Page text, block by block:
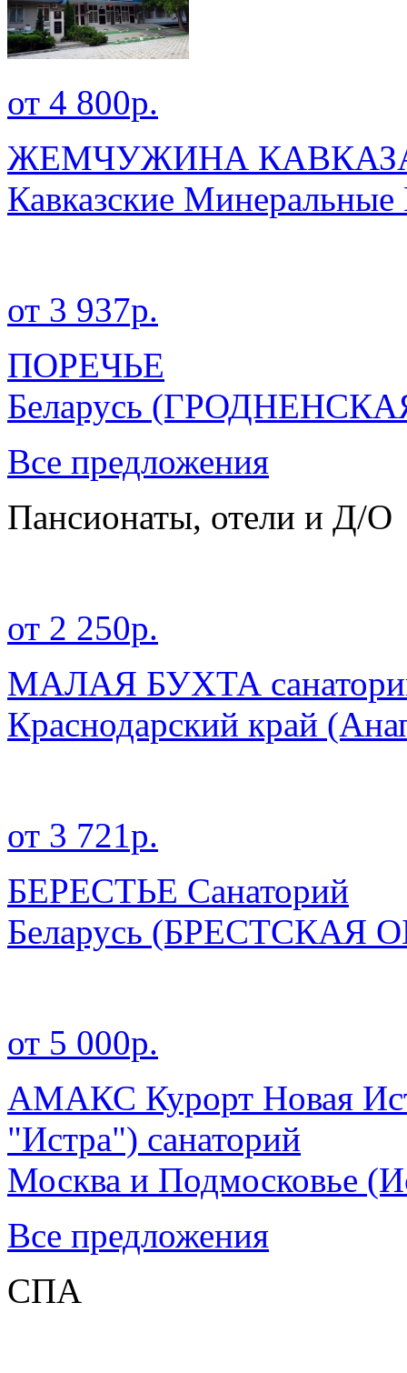
от 4 800р.
ЖЕМЧУЖИНА КАВКАЗА
Кавказские
от 3 937р.
ПОРЕЧЬЕ
Беларусь
Все предложения
Пансионаты, отели и Д/О
от 2 250р.
МАЛАЯ БУХТА
Краснодарский край
от 3 721р.
БЕРЕСТЬЕ Санаторий
Беларусь (БРЕСТСКАЯ
от 5 000р.
АМАКС Курорт Новая
"Истра") санаторий
Москва и Подмосковье
Все предложения
СПА